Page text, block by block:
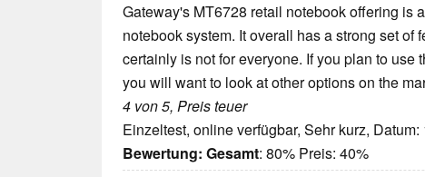
Gateway's MT6728 retail notebook offering is
notebook system. It overall has a strong set of
certainly is not for everyone. If you plan to use
you will want to look at other options on the
4 von 5, Preis teuer
Einzeltest, online verfügbar, Sehr kurz, Datum:
Bewertung: Gesamt: 80% Preis: 40%